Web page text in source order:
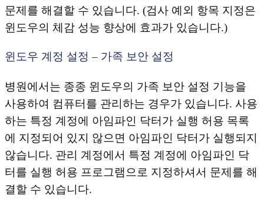
문제를 해결할 수 있습니다. (검사 예외 항목 지정은
윈도우의 체감 성능 향상에 효과가 있습니다.)
윈도우 계정 설정 – 가족 보안 설정
병원에서는 종종 윈도우의 가족 보안 설정 기능을
사용하여 컴퓨터를 관리하는 경우가 있습니다. 사용
하는 특정 계정에 아임파인 닥터가 실행 허용 목록
에 지정되어 있지 않으면 아임파인 닥터가 실행되지
않습니다. 관리 계정에서 특정 계정에 아임파인 닥
터를 실행 허용 프로그램으로 지정하셔서 문제를 해
결할 수 있습니다.